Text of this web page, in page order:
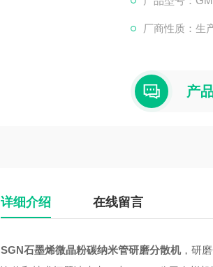
厂商性质：生
产
详细介绍 在线留言
SGN石墨烯微晶粉碳纳米管研磨分散机，研